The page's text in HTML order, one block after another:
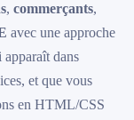
, commerçants,
avec une approche
dans
et que vous
en HTML/CSS